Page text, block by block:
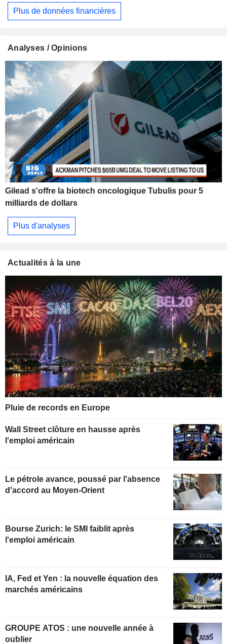
Plus de données financières
Analyses / Opinions
Gilead s'offre la biotech oncologique Tubulis pour 5
milliards de dollars
Plus d'analyses
Actualités à la une
Pluie de records en Europe
Wall Street clôture en hausse après
l'emploi américain
Le pétrole avance, poussé par l'absence
d'accord au Moyen-Orient
Bourse Zurich: le SMI faiblit après
l'emploi américain
IA, Fed et Yen : la nouvelle équation des
marchés américains
GROUPE ATOS : une nouvelle année à
oublier